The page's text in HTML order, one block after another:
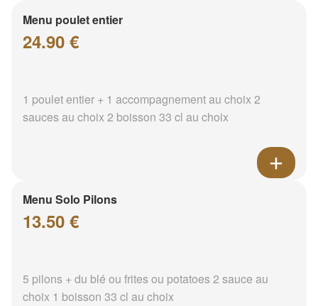
Menu poulet entier
24.90 €
1 poulet entier + 1 accompagnement au choix 2
sauces au choix 2 boisson 33 cl au choix
Menu Solo Pilons
13.50 €
5 pilons + du blé ou frites ou potatoes 2 sauce au
choix 1 boisson 33 cl au choix